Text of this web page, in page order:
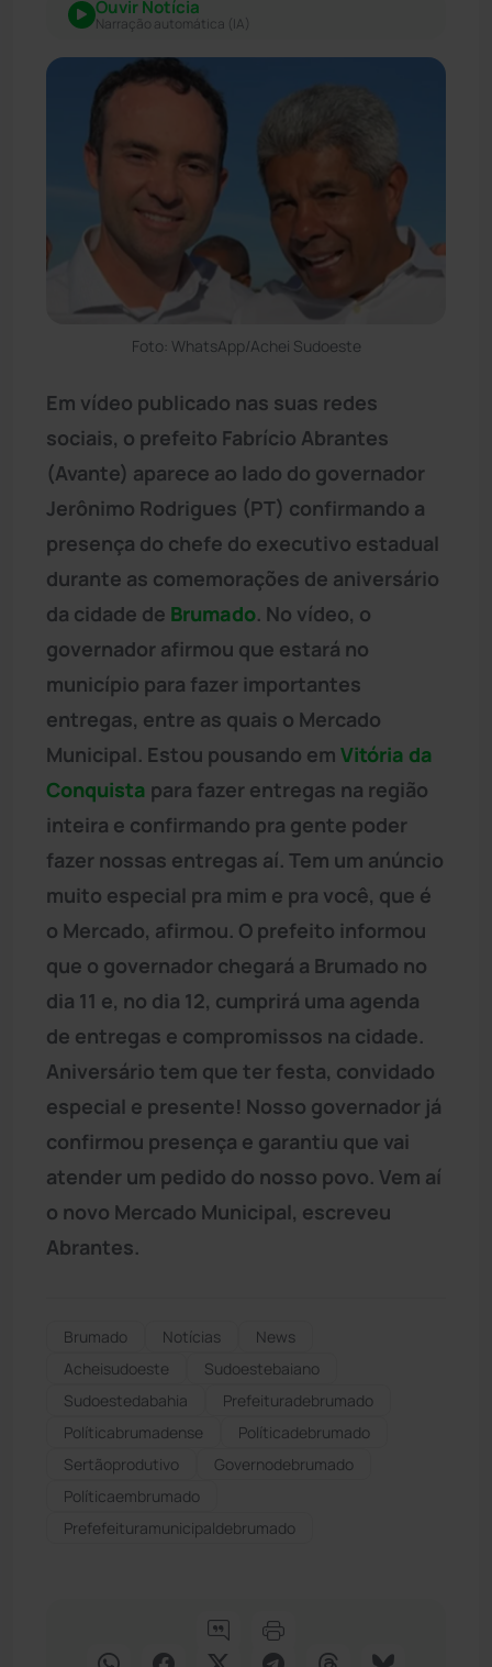
Ouvir Notícia
Narração automática (IA)
Foto: WhatsApp/Achei Sudoeste
Em vídeo publicado nas suas redes
sociais, o prefeito Fabrício Abrantes
(Avante) aparece ao lado do governador
Jerônimo Rodrigues (PT) confirmando a
presença do chefe do executivo estadual
durante as comemorações de aniversário
da cidade de Brumado. No vídeo, o
governador afirmou que estará no
município para fazer importantes
entregas, entre as quais o Mercado
Municipal. Estou pousando em Vitória da
Conquista para fazer entregas na região
inteira e confirmando pra gente poder
fazer nossas entregas aí. Tem um anúncio
muito especial pra mim e pra você, que é
o Mercado, afirmou. O prefeito informou
que o governador chegará a Brumado no
dia 11 e, no dia 12, cumprirá uma agenda
de entregas e compromissos na cidade.
Aniversário tem que ter festa, convidado
especial e presente! Nosso governador já
confirmou presença e garantiu que vai
atender um pedido do nosso povo. Vem aí
o novo Mercado Municipal, escreveu
Abrantes.
Brumado Notícias
News
Acheisudoeste
Sudoestebaiano
Sudoestedabahia
Prefeituradebrumado
Políticabrumadense
Políticadebrumado
Sertãoprodutivo
Governodebrumado
Políticaembrumado
Prefefeituramunicipaldebrumado